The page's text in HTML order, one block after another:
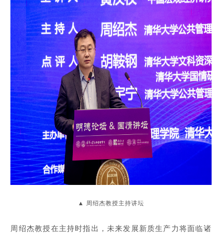
▲ 周绍杰教授主持讲坛
周绍杰教授在主持时指出，未来发展新质生产力将面临诸